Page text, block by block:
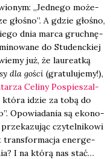
„Jed­ne­go może­
gło­śno”. A gdzie gło­śno,
dnia mar­ca gruch­nę­
do Stu­denc­kiej
już, że lau­re­at­ką
dla gości (gra­tu­lu­je­my!),
Celi­ny Pospie­szal­
idzie za tobą do
Opo­wia­da­nia są eko­no­
prze­ka­zu­jąc czy­tel­ni­ko­wi
trans­for­ma­cja ener­ge­
I na któ­rą nas stać…